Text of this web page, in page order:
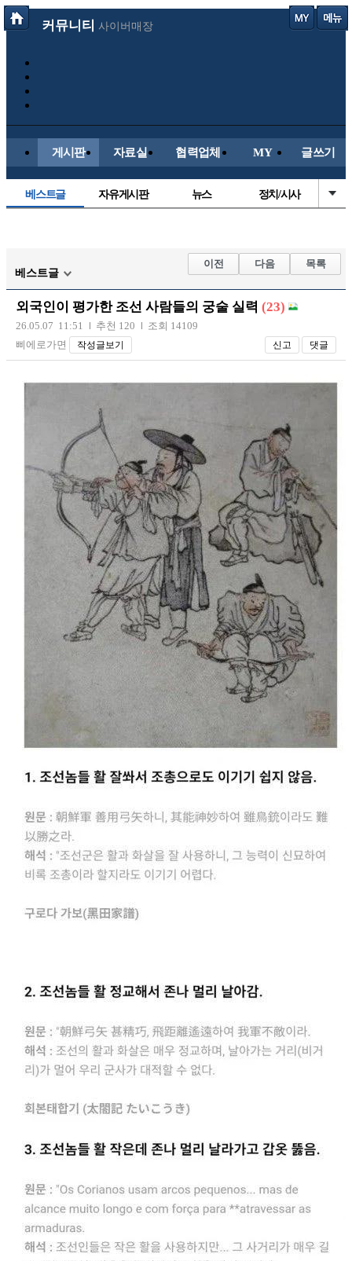
커뮤니티 사이버매장
게시판 자료실 협력업체 MY 글쓰기
베스트글 자유게시판 뉴스 정치/시사
해외축구
국내축구
베스트글
이전 다음 목록
외국인이 평가한 조선 사람들의 궁술 실력 (23)
26.05.07 11:51 추천 120
조회 14109
삐에로가면
작성글보기 신고 댓글